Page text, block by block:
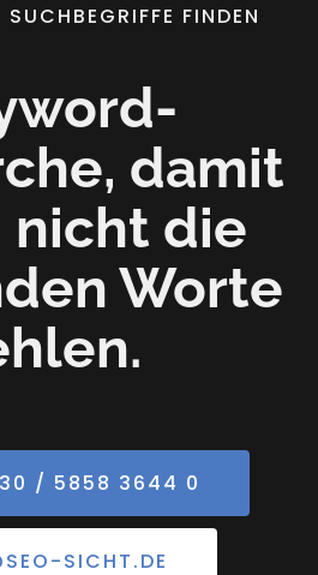
FINDEN
damit
nicht die
Worte
/ 5858 3644 0
SICHT.DE